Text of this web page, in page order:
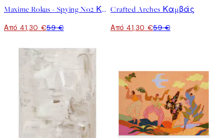
Maxime Rokus - Spying No2 Καμβάς
Από 41,30 €59 €
Crafted Arches Καμβάς
Από 41,30 €59 €